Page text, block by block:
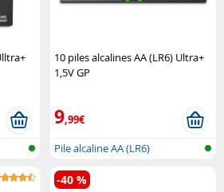
10 piles alcalines AA (LR6) Ultra+
1,5V GP
9,99€
Pile alcaline AA (LR6)
-40 %